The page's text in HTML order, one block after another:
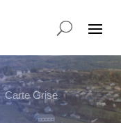
Carte Grise